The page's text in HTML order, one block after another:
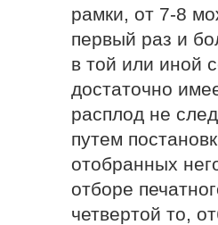
рамки, от 7-8
первый раз и
в той или иной
достаточно
расплод не
путем
отобранных
отборе
четвертой то,